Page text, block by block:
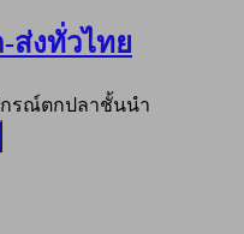
งทั่วไทย
กรณ์ตกปลาชั้นนำ